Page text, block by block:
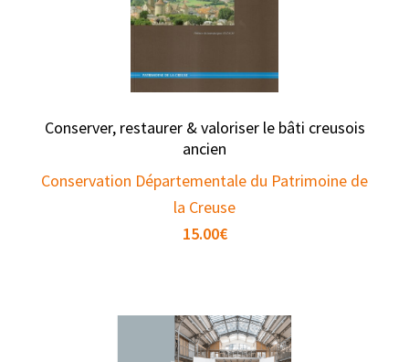
Conserver, restaurer & valoriser le bâti creusois
ancien
Conservation Départementale du Patrimoine de
la Creuse
15.00€